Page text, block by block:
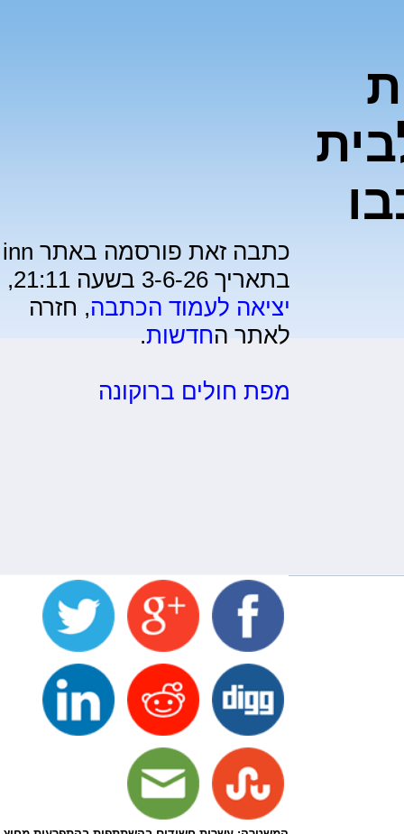
כתבה זאת פורסמה באתר inn
בתאריך 3-6-26 בשעה 21:11,
יציאה לעמוד הכתבה, חזרה
לאתר החדשות.
מפת חולים ברוקונה